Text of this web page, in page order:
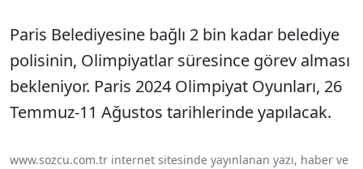
Paris Belediyesine bağlı 2 bin kadar belediye
polisinin, Olimpiyatlar süresince görev alması
bekleniyor. Paris 2024 Olimpiyat Oyunları, 26
Temmuz-11 Ağustos tarihlerinde yapılacak.
www.sozcu.com.tr internet sitesinde yayınlanan yazı, haber ve